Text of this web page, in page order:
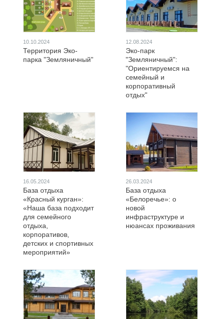
10.10.2024
Территория Эко-
парка "Земляничный"
12.08.2024
Эко-парк
"Земляничный":
"Ориентируемся на
семейный и
корпоративный
отдых"
16.05.2024
База отдыха
«Красный курган»:
«Наша база подходит
для семейного
отдыха,
корпоративов,
детских и спортивных
мероприятий»
26.03.2024
База отдыха
«Белоречье»: о
новой
инфраструктуре и
нюансах проживания